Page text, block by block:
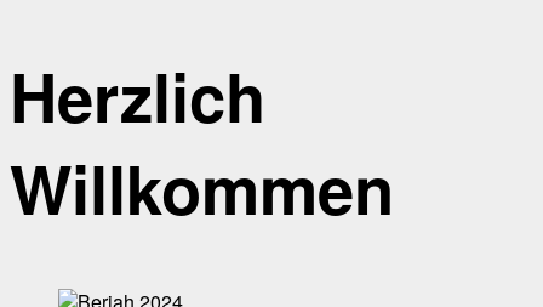
Herzlich
Willkommen